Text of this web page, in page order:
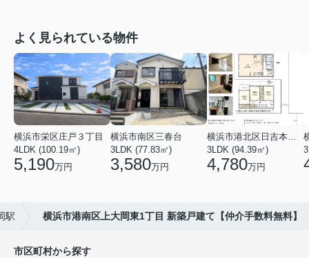
よく見られている物件
横浜市栄区庄戸３丁目
4LDK (100.19㎡)
5,190万円
横浜市南区三春台
3LDK (77.83㎡)
3,580万円
横浜市港北区日吉本町６丁目
3LDK (94.39㎡)
4,780万円
駅 横浜市港南区上大岡東1丁目 新築戸建て【仲介手数料無料】
市区町村から探す